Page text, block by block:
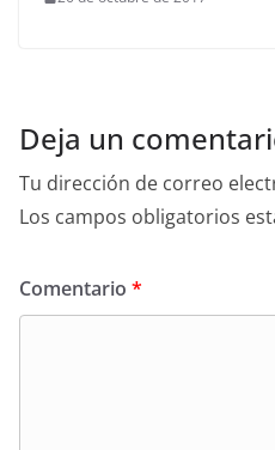
Deja un
Tu dirección de correo
Los campos obligatorios
Comentario *